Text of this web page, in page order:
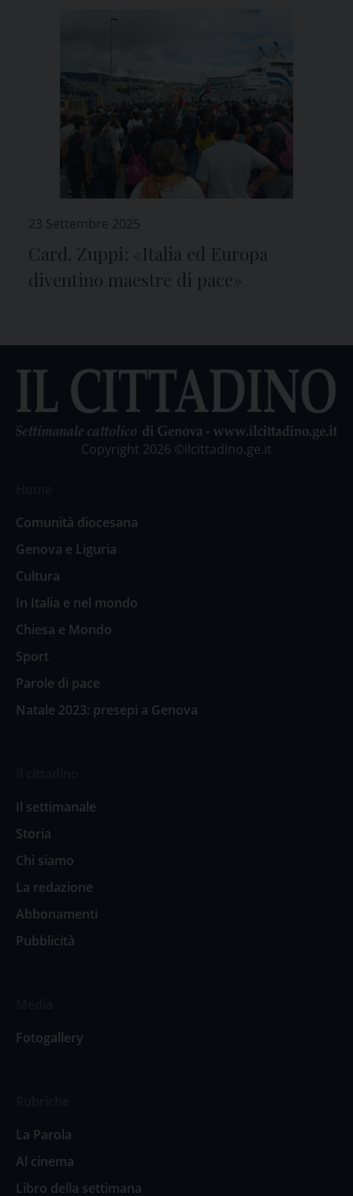
23 Settembre 2025
Card. Zuppi: «Italia ed Europa
diventino maestre di pace»
Copyright 2026 ©ilcittadino.ge.it
Comunità diocesana
Genova e Liguria
Cultura
In Italia e nel mondo
Chiesa e Mondo
Sport
Parole di pace
Natale 2023: presepi a Genova
Il settimanale
Storia
Chi siamo
La redazione
Abbonamenti
Pubblicità
Fotogallery
La Parola
Al cinema
Libro della settimana